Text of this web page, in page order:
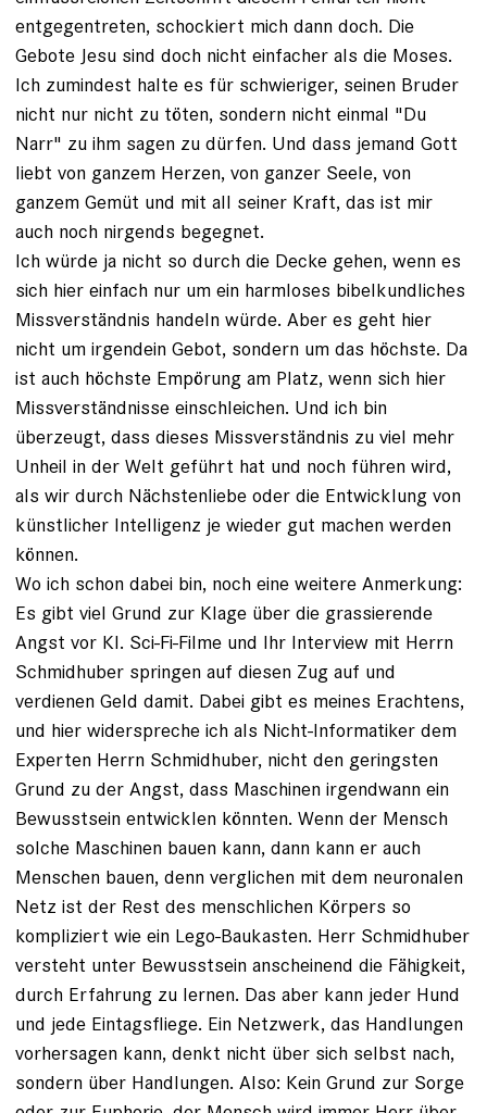
entgegentreten, schockiert mich dann doch. Die
Gebote Jesu sind doch nicht einfacher als die Moses.
Ich zumindest halte es für schwieriger, seinen Bruder
nicht nur nicht zu töten, sondern nicht einmal "Du
Narr" zu ihm sagen zu dürfen. Und dass jemand Gott
liebt von ganzem Herzen, von ganzer Seele, von
ganzem Gemüt und mit all seiner Kraft, das ist mir
auch noch nirgends begegnet.
Ich würde ja nicht so durch die Decke gehen, wenn es
sich hier einfach nur um ein harmloses bibelkundliches
Missverständnis handeln würde. Aber es geht hier
nicht um irgendein Gebot, sondern um das höchste. Da
ist auch höchste Empörung am Platz, wenn sich hier
Missverständnisse einschleichen. Und ich bin
überzeugt, dass dieses Missverständnis zu viel mehr
Unheil in der Welt geführt hat und noch führen wird,
als wir durch Nächstenliebe oder die Entwicklung von
künstlicher Intelligenz je wieder gut machen werden
können.
Wo ich schon dabei bin, noch eine weitere Anmerkung:
Es gibt viel Grund zur Klage über die grassierende
Angst vor KI. Sci-Fi-Filme und Ihr Interview mit Herrn
Schmidhuber springen auf diesen Zug auf und
verdienen Geld damit. Dabei gibt es meines Erachtens,
und hier widerspreche ich als Nicht-Informatiker dem
Experten Herrn Schmidhuber, nicht den geringsten
Grund zu der Angst, dass Maschinen irgendwann ein
Bewusstsein entwicklen könnten. Wenn der Mensch
solche Maschinen bauen kann, dann kann er auch
Menschen bauen, denn verglichen mit dem neuronalen
Netz ist der Rest des menschlichen Körpers so
kompliziert wie ein Lego-Baukasten. Herr Schmidhuber
versteht unter Bewusstsein anscheinend die Fähigkeit,
durch Erfahrung zu lernen. Das aber kann jeder Hund
und jede Eintagsfliege. Ein Netzwerk, das Handlungen
vorhersagen kann, denkt nicht über sich selbst nach,
sondern über Handlungen. Also: Kein Grund zur Sorge